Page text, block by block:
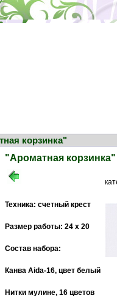
корзинка"
"Ароматная корзинка"
Техника: счетный крест
Размер работы: 24 х 20
Состав набора:
Канва Aida-16, цвет белый
Нитки мулине, 16 цветов